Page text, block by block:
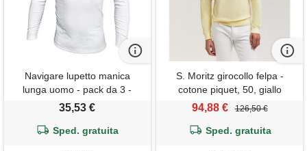
Navigare lupetto manica
lunga uomo - pack da 3 -
100% cotone interlock
35,53 €
Sped. gratuita
S. Moritz girocollo felpa -
cotone piquet, 50, giallo
94,88 € 126,50 €
Sped. gratuita